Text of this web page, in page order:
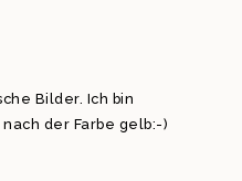
Bilder. Ich bin
der Farbe gelb:-)